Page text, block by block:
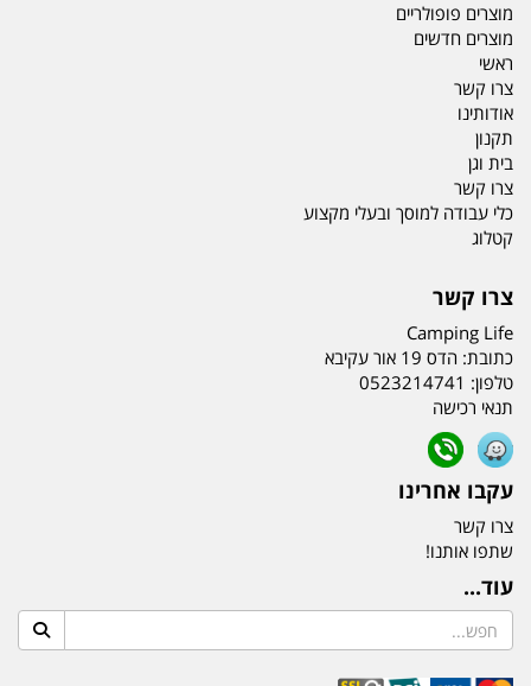
מוצרים פופולריים
מוצרים חדשים
ראשי
צרו קשר
אודותינו
תקנון
בית וגן
צרו קשר
כלי עבודה למוסך ובעלי מקצוע
קטלוג
צרו קשר
Camping Life
כתובת: הדס 19 אור עקיבא
טלפון: 0523214741
תנאי רכישה
עקבו אחרינו
צרו קשר
שתפו אותנו!
עוד...